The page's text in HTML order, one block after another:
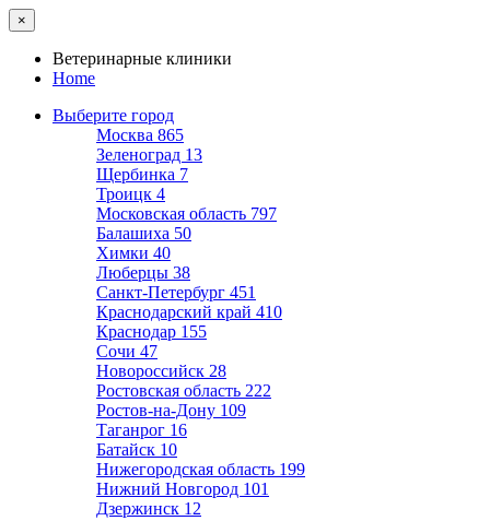
×
Ветеринарные клиники
Home
Выберите город
Москва 865
Зеленоград 13
Щербинка 7
Троицк 4
Московская область 797
Балашиха 50
Химки 40
Люберцы 38
Санкт-Петербург 451
Краснодарский край 410
Краснодар 155
Сочи 47
Новороссийск 28
Ростовская область 222
Ростов-на-Дону 109
Таганрог 16
Батайск 10
Нижегородская область 199
Нижний Новгород 101
Дзержинск 12